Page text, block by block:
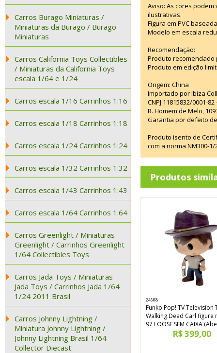
Carros Burago Miniaturas /
Miniaturas da Burago / Burago
Miniaturas
Carros California Toys Collectibles
/ Miniaturas da California Toys
escala 1/64 e 1/24
Carros escala 1/16 Carrinhos 1:16
Carros escala 1/18 Carrinhos 1:18
Carros escala 1/24 Carrinhos 1:24
Carros escala 1/32 Carrinhos 1:32
Carros escala 1/43 Carrinhos 1:43
Carros escala 1/64 Carrinhos 1:64
Carros Greenlight / Miniaturas
Greenlight / Carrinhos Greenlight
1/64 Collectibles Toys
Carros Jada Toys / Miniaturas
Jada Toys / Carrinhos Jada 1/64
1/24 2011 Brasil
Carros Johnny Lightning /
Miniatura Johnny Lightning /
Johnny Lightning Brasil 1/64
Collector Diecast
Aviso: As cores
ilustrativas.
Figura em PVC
Modelo em escala
Recomendação:
Produto recomendado
Produto em edição
Origem: China
Importado por Ibiza
CNPJ 11815832/0001-
R. Homem de Melo,
Garantia por defeito
Produto isento de
com a norma NM300-
Produtos
24608
Funko Pop! TV Television
Walking Dead Carl figure
97 LOOSE SEM CAIXA
R$ 399,00